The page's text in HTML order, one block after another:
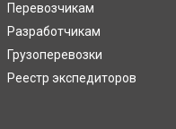
Перевозчикам
Разработчикам
Грузоперевозки
Реестр экспедиторов